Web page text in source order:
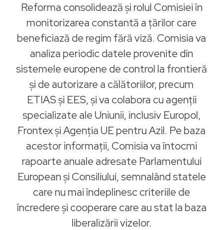
Reforma consolidează și rolul Comisiei în
monitorizarea constantă a țărilor care
beneficiază de regim fără viză. Comisia va
analiza periodic datele provenite din
sistemele europene de control la frontieră
și de autorizare a călătoriilor, precum
ETIAS și EES, și va colabora cu agenții
specializate ale Uniunii, inclusiv Europol,
Frontex și Agenția UE pentru Azil. Pe baza
acestor informații, Comisia va întocmi
rapoarte anuale adresate Parlamentului
European și Consiliului, semnalând statele
care nu mai îndeplinesc criteriile de
încredere și cooperare care au stat la baza
liberalizării vizelor.